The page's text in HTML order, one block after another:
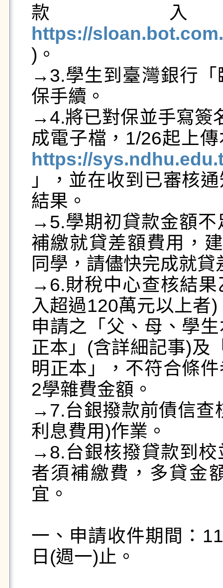
https://
)。
→3.學生到臺灣銀行「
保手續。
→4.將已對保並手寫簽
https://
」，並在收到已審核
結果。
→5.學期初貸款金額不
補繳就貸差額費用，
同學，請儘快完成就
→6.財稅中心查核結果
入超過120萬元以上者
申請之「父、母、學
正本」(含詳細記事)及
明正本」，不符合條
2學雜費金額。
→7.台銀撥款前債信查
利息費用)作業。
→8.台銀核撥貸款到校
者須補繳費，多貸金
宜。
一、申請收件期間：
日(週一)止。